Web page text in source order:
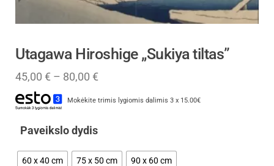
Utagawa Hiroshige „Sukiya tiltas”
45,00 € – 80,00 €
Mokėkite trimis lygiomis dalimis 3 x 15.00€
Paveikslo dydis
60 x 40 cm 75 x 50 cm 90 x 60 cm